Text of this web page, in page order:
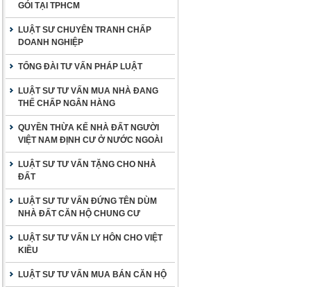
GÓI TẠI TPHCM
LUẬT SƯ CHUYÊN TRANH CHẤP
DOANH NGHIỆP
TỔNG ĐÀI TƯ VẤN PHÁP LUẬT
LUẬT SƯ TƯ VẤN MUA NHÀ ĐANG
THẾ CHẤP NGÂN HÀNG
QUYỀN THỪA KẾ NHÀ ĐẤT NGƯỜI
VIỆT NAM ĐỊNH CƯ Ở NƯỚC NGOÀI
LUẬT SƯ TƯ VẤN TẶNG CHO NHÀ
ĐẤT
LUẬT SƯ TƯ VẤN ĐỨNG TÊN DÙM
NHÀ ĐẤT CĂN HỘ CHUNG CƯ
LUẬT SƯ TƯ VẤN LY HÔN CHO VIỆT
KIỀU
LUẬT SƯ TƯ VẤN MUA BÁN CĂN HỘ